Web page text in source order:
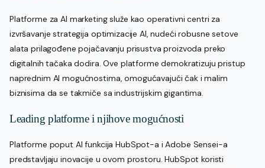
Platforme za AI marketing služe kao operativni centri za
izvršavanje strategija optimizacije AI, nudeći robusne setove
alata prilagođene pojačavanju prisustva proizvoda preko
digitalnih tačaka dodira. Ove platforme demokratizuju pristup
naprednim AI mogućnostima, omogućavajući čak i malim
biznisima da se takmiče sa industrijskim gigantima.
Leading platforme i njihove mogućnosti
Platforme poput AI funkcija HubSpot-a i Adobe Sensei-a
predstavljaju inovacije u ovom prostoru. HubSpot koristi